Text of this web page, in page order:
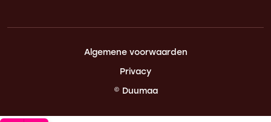
Algemene voorwaarden
Privacy
© Duumaa